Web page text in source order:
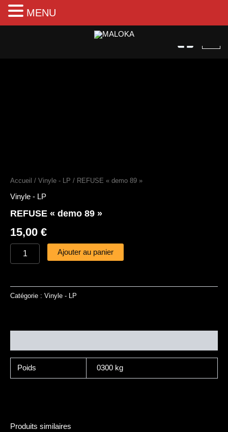
Aller
Accueil / Vinyle - LP / REFUSE « demo 89 »
Vinyle - LP
REFUSE « demo 89 »
15,00 €
Ajouter au panier
Catégorie : Vinyle - LP
Poids 0300 kg
Produits similaires
MENU